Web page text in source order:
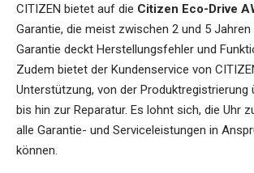
CITIZEN bietet auf die Citizen Eco-Drive
Garantie, die meist zwischen 2 und 5 Jahren
Garantie deckt Herstellungsfehler und
Zudem bietet der Kundenservice von
Unterstützung, von der Produktregistrierung
bis hin zur Reparatur. Es lohnt sich, die Uhr
alle Garantie- und Serviceleistungen in
können.